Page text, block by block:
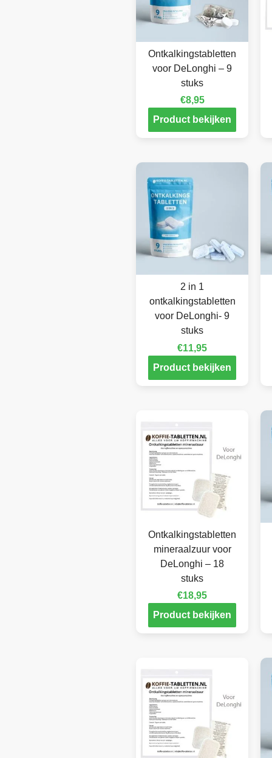
Ontkalkingstabletten
voor DeLonghi – 9
stuks
€8,95
Product bekijken
2 in 1
ontkalkingstabletten
voor DeLonghi- 9
stuks
€11,95
Product bekijken
Ontkalkingstabletten
mineraalzuur voor
DeLonghi – 18
stuks
€18,95
Product bekijken